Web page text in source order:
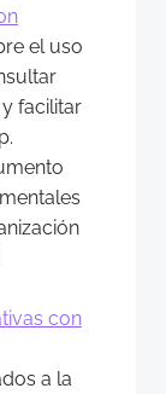
el uso
facilitar
con
a la